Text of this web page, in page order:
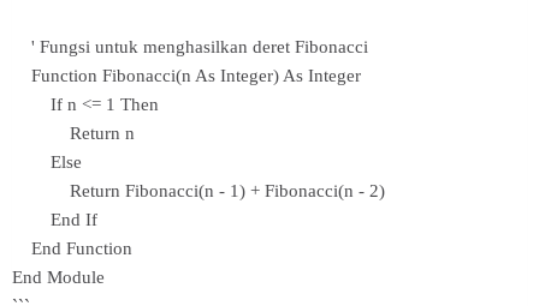
' Fungsi untuk menghasilkan deret Fibonacci
Function Fibonacci(n As Integer) As Integer
If n <= 1 Then
Return n
Else
Return Fibonacci(n - 1) + Fibonacci(n - 2)
End If
End Function
End Module